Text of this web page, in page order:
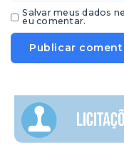
Salvar meus dados
eu comentar.